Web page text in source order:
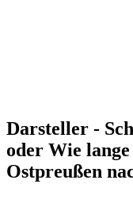
Darsteller -
oder Wie
Ostpreußen